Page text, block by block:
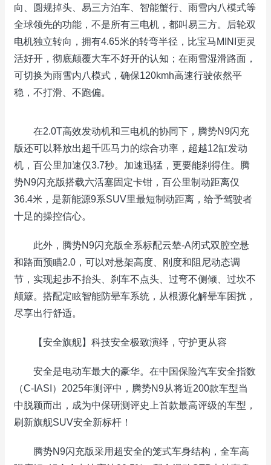
向、圆规掉头、易三方泊车、智能蟹行、雨雪内八模式等
全球领先的功能，不是所有三电机，都叫易三方。后轮双
电机独立转向，拥有4.65米的转弯半径，比宝马MINI更灵
活好开，彻底颠覆大车不好开的认知；在雨雪湿滑路面，
可切换为雨雪内八模式，确保120kmh高速行驶依然平
稳，不打滑、不跑偏。
在2.0T高效发动机和三电机的协同下，腾势N9闪充
版还可以释放出超千匹马力的综合功率，超越12缸发动
机，百公里加速仅3.7秒。加速迅猛，更要能刹得住。腾
势N9闪充版搭载六活塞固定卡钳，百公里制动距离仅
36.4米，是新能源9系SUV里最短制动距离，给予驾驶者
十足的操控信心。
此外，腾势N9闪充版全系标配云辇-A闭式双腔空悬
和路面预瞄2.0，可以对悬架高度、刚度和阻尼动态调
节，实现起步不抬头、刹车不点头、过弯不侧倾、过坎不
颠簸。搭配定眩智能防晕车系统，从根源化解晕车困扰，
尽享出行舒适。
【安全旗舰】科技安全极致演绎，守护更从容
安全是电动车最大的豪华。在中国保险汽车安全指数
（C-IASI）2025年测评中，腾势N9从将近200款车型当
中脱颖而出，成为中保研测评史上首款最高评级的车型，
刷新旗舰SUV安全新标杆！
腾势N9闪充版采用超安全的笼式车身结构，全车高